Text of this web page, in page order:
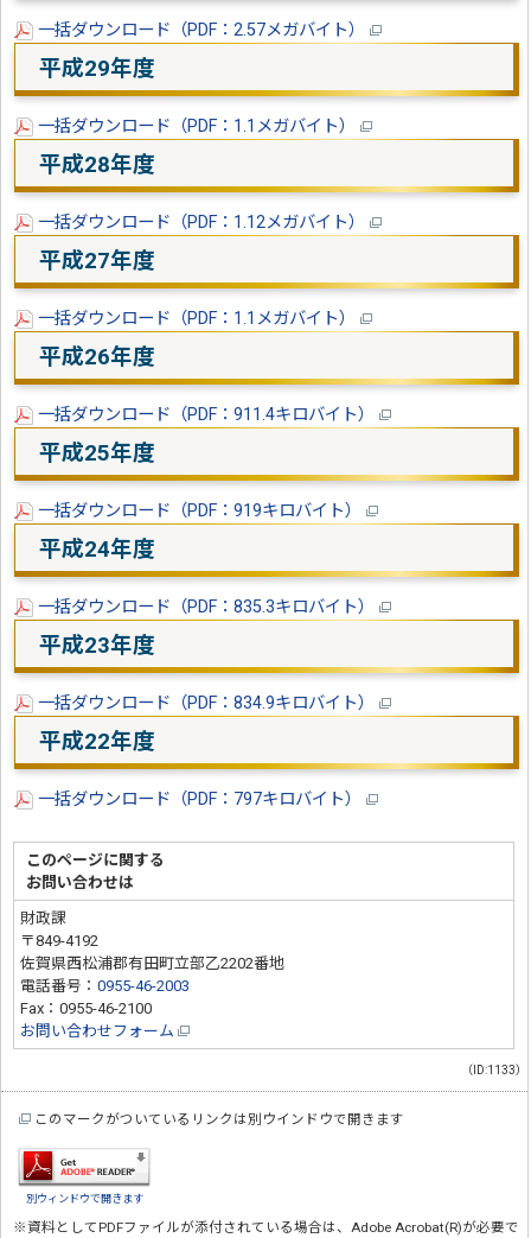
一括ダウンロード（PDF：2.57メガバイト）
平成29年度
一括ダウンロード（PDF：1.1メガバイト）
平成28年度
一括ダウンロード（PDF：1.12メガバイト）
平成27年度
一括ダウンロード（PDF：1.1メガバイト）
平成26年度
一括ダウンロード（PDF：911.4キロバイト）
平成25年度
一括ダウンロード（PDF：919キロバイト）
平成24年度
一括ダウンロード（PDF：835.3キロバイト）
平成23年度
一括ダウンロード（PDF：834.9キロバイト）
平成22年度
一括ダウンロード（PDF：797キロバイト）
このページに関する
お問い合わせは
財政課
〒849-4192
佐賀県西松浦郡有田町立部乙2202番地
電話番号：0955-46-2003
Fax：0955-46-2100
お問い合わせフォーム
（ID:1133）
このマークがついているリンクは別ウインドウで開きます
別ウィンドウで開きます
※資料としてPDFファイルが添付されている場合は、 Adobe Acrobat(R)が必要で